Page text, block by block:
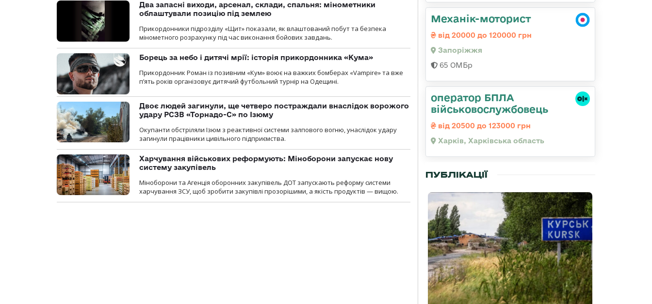
Два запасні виходи, арсенал, склади, спальня: мінометники
облаштували позицію під землею
Прикордонники підрозділу «Щит» показали, як влаштований побут та безпека
мінометного розрахунку під час виконання бойових завдань.
Борець за небо і дитячі мрії: історія прикордонника «Кума»
Прикордонник Роман із позивним «Кум» воює на важких бомберах «Vampire» та вже
п’ять років організовує дитячий футбольний турнір на Одещині.
Двоє людей загинули, ще четверо постраждали внаслідок ворожого
удару РСЗВ «Торнадо-С» по Ізюму
Окупанти обстріляли Ізюм з реактивної системи залпового вогню, унаслідок удару
загинули працівники цивільного підприємства.
Харчування військових реформують: Міноборони запускає нову
систему закупівель
Міноборони та Агенція оборонних закупівель ДОТ запускають реформу системи
харчування ЗСУ, щоб зробити закупівлі прозорішими, а якість продуктів — вищою.
Механік-моторист
від 20000 до 120000 грн
Запоріжжя
65 ОМБр
оператор БПЛА
військовослужбовець
від 20500 до 123000 грн
Харків, Харківська область
ПУБЛІКАЦІЇ